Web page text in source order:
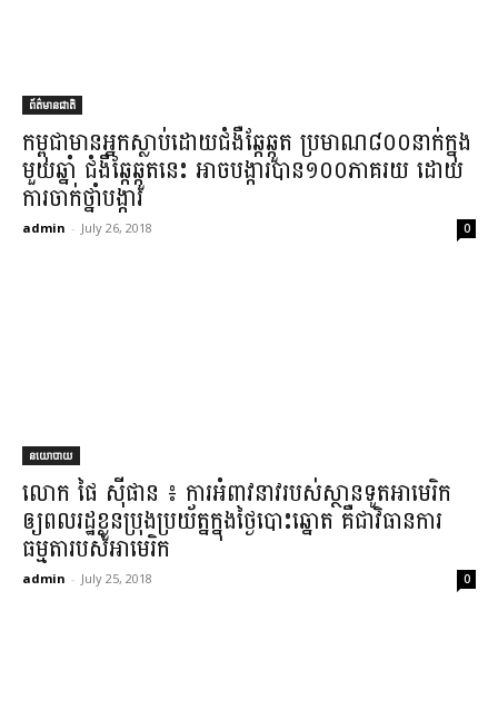
ព័ត៌មានជាតិ
កម្ពុជា​មាន​អ្នកស្លាប់​ដោយ​ជំងឺ​ឆ្កែ​ឆ្កួត ប្រមាណ​៨០០​នាក់​ក្នុង​
មួយឆ្នាំ ជំងឺ​ឆ្កែ​ឆ្កួត​នេះ អាច​បង្ការ​បាន​១០០​ភាគរយ ដោយ​
ការចាក់​ថ្នាំ​បង្ការ​
admin - July 26, 2018 0
នយោបាយ
លោក ផៃ ស៊ីផា​ន ៖ ការអំពាវនាវ​របស់​ស្ថានទូត​អាមេរិក
ឲ្យ​ពលរ​ដ្ឋខ្លួន​ប្រុងប្រយ័ត្ន​ក្នុង​ថ្ងៃ​បោះឆ្នោត គឺជា​វិធាន​ការ
ធម្មតា​របស់​អា​មេរិក​
admin - July 25, 2018 0